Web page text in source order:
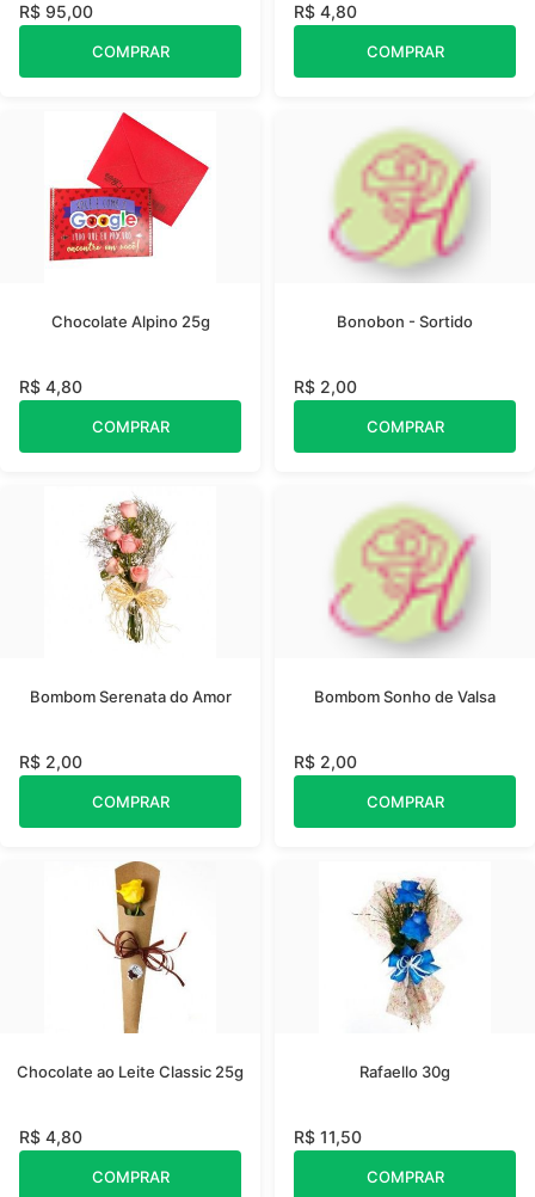
R$ 95,00
COMPRAR
R$ 4,80
COMPRAR
Chocolate Alpino 25g
R$ 4,80
COMPRAR
Bonobon - Sortido
R$ 2,00
COMPRAR
Bombom Serenata do Amor
R$ 2,00
COMPRAR
Bombom Sonho de Valsa
R$ 2,00
COMPRAR
Chocolate ao Leite Classic 25g
R$ 4,80
COMPRAR
Rafaello 30g
R$ 11,50
COMPRAR